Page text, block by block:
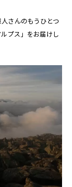
さんのもうひとつ
プス」をお届けし